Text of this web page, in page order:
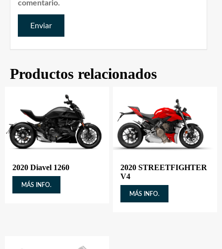
comentario.
Productos relacionados
2020 Diavel 1260
MÁS INFO.
2020 STREETFIGHTER
V4
MÁS INFO.